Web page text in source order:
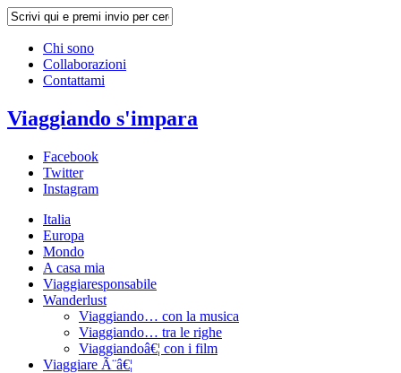
Chi sono
Collaborazioni
Contattami
Viaggiando s'impara
Facebook
Twitter
Instagram
Italia
Europa
Mondo
A casa mia
Viaggiaresponsabile
Wanderlust
Viaggiando… con la musica
Viaggiando… tra le righe
Viaggiandoâ€¦ con i film
Viaggiare Ã¨â€¦